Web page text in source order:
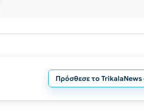
Πρόσθεσε το TrikalaNews